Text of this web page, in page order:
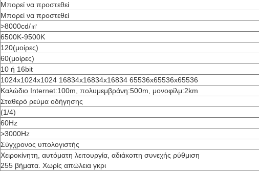
Μπορεί να προστεθεί
Μπορεί να προστεθεί
>8000cd/㎡
6500K-9500K
120(μοίρες)
60(μοίρες)
10 ή 16bit
1024x1024x1024 16834x16834x16834 65536x65536x65536
Καλώδιο Internet:100m, πολυμεμβράνη:500m, μονοφίλμ:2km
Σταθερό ρεύμα οδήγησης
(1/4)
60Hz
>3000Hz
Σύγχρονος υπολογιστής
Χειροκίνητη, αυτόματη λειτουργία, αδιάκοπη συνεχής ρύθμιση
255 βήματα. Χωρίς απώλεια γκρι